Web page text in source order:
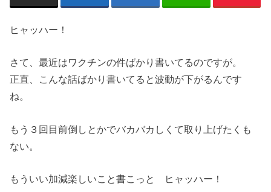
ヒャッハー！
さて、最近はワクチンの件ばかり書いてるのですが。
正直、こんな話ばかり書いてると波動が下がるんです
ね。
もう３回目前倒しとかでバカバカしくて取り上げたくも
ない。
もういい加減楽しいこと書こっと ヒャッハー！